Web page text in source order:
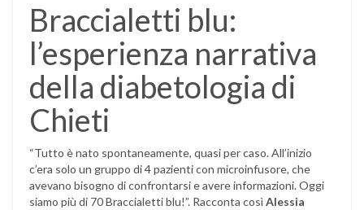
Braccialetti blu:
l’esperienza narrativa
della diabetologia di
Chieti
“Tutto è nato spontaneamente, quasi per caso. All’inizio
c’era solo un gruppo di 4 pazienti con microinfusore, che
avevano bisogno di confrontarsi e avere informazioni. Oggi
siamo più di 70 Braccialetti blu!”. Racconta così Alessia